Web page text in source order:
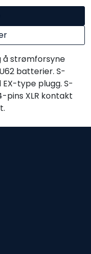
å strømforsyne
batterier. S-
type plugg. S-
pins XLR kontakt